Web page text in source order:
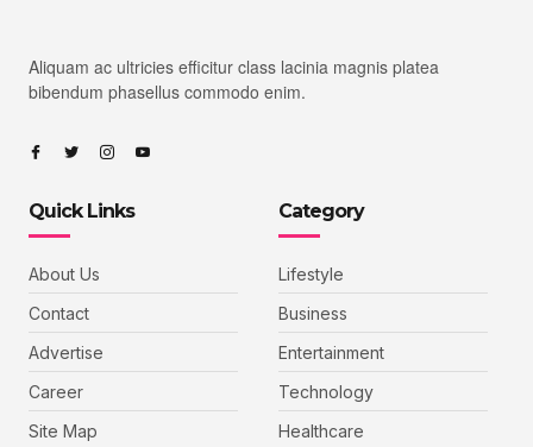
Aliquam ac ultricies efficitur class lacinia magnis platea
bibendum phasellus commodo enim.
Quick Links
About Us
Contact
Advertise
Career
Site Map
Category
Lifestyle
Business
Entertainment
Technology
Healthcare